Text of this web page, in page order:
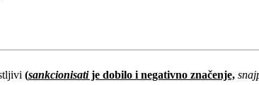
(sankcionisatije dobilo i negativno značenje,